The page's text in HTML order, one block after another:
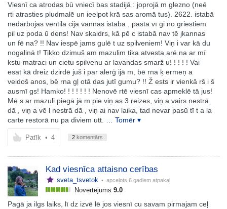
Viesnī ca atrodas bū vniecī bas stadijā : joprojā m glezno (neē
rti atrasties pludmalē un ieelpot krā sas aromā tus). 2622. istabā
nedarbojas ventilā cija vannas istabā , pastā vī gi no griestiem
pil uz poda ū dens! Nav skaidrs, kā pē c istabā nav tē jkannas
un fē na? !! Nav iespē jams gulē t uz spilveniem! Viņ i var kā du
nogalinā t! Tikko dzimuš am mazulim tika atvesta arē na ar mī
kstu matraci un cietu spilvenu ar lavandas smarž u! ! ! ! ! Vai
esat kā dreiz dzirdē juš i par alerģ ijā m, bē rna ķ ermeņ a
veidoš anos, bē rna gļ otā das jutī gumu? !! Ž ests ir vienkā rš i š
ausmī gs! Hamko! ! ! ! ! ! ! Nenovē rtē viesnī cas apmeklē tā jus!
Mē s ar mazuli piegā jā m pie viņ as 3 reizes, viņ a vairs nestrā
dā , viņ a vē l nestrā dā , viņ ai nav laika, tad nevar pasū tī t a la
carte restorā nu pa diviem utt.
… Tomēr ▾
Patīk • 4 2 komentārs
Kad viesnīca attaisno cerības
sveta_tsvetok • apceļots 6 gadiem atpakaļ
Novērtējums 9.0
Pagā ja ilgs laiks, lī dz izvē lē jos viesnī cu savam pirmajam ceļ